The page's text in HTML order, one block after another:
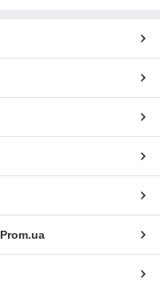
Prom.ua